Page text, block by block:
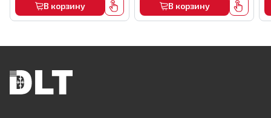
В корзину В корзину